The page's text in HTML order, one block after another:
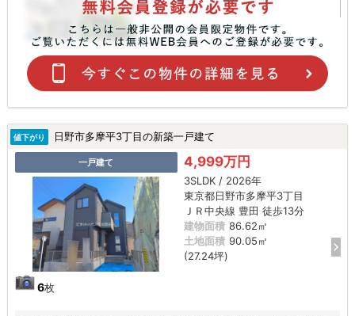
値下がり 日野市多摩平3丁目の新築一戸建て
一戸建て
6枚
4,999万円
3SLDK / 2026年
東京都日野市多摩平3丁目
ＪＲ中央線 豊田 徒歩13分
建物面積 86.62㎡
土地面積 90.05㎡
(27.24坪)